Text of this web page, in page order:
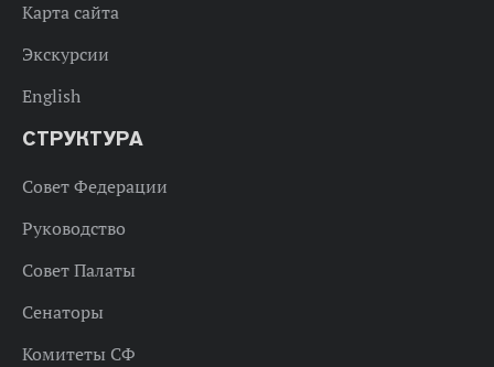
Карта сайта
Экскурсии
English
СТРУКТУРА
Совет Федерации
Руководство
Совет Палаты
Сенаторы
Комитеты СФ